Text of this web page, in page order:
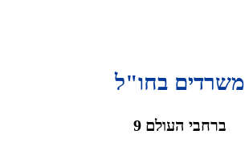
משרדים בחו"ל
9 ברחבי העולם